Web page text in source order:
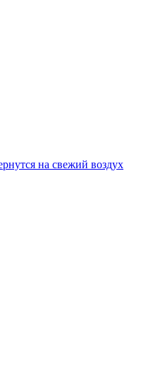
на свежий воздух